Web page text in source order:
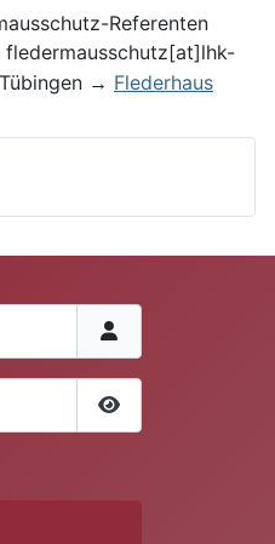
Re­ferenten
fledermausschutz[at]lhk-
→ Flederhaus
Passwort